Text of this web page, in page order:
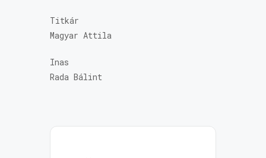
Titkár
Magyar Attila
Inas
Rada Bálint